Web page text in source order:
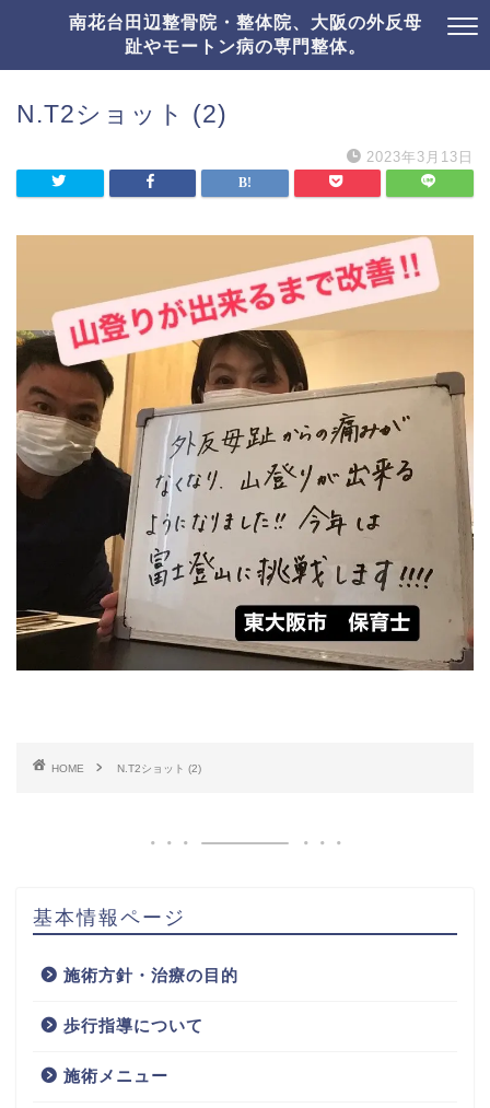
南花台田辺整骨院・整体院、大阪の外反母
趾やモートン病の専門整体。
N.T2ショット (2)
2023年3月13日
HOME N.T2ショット (2)
基本情報ページ
施術方針・治療の目的
歩行指導について
施術メニュー